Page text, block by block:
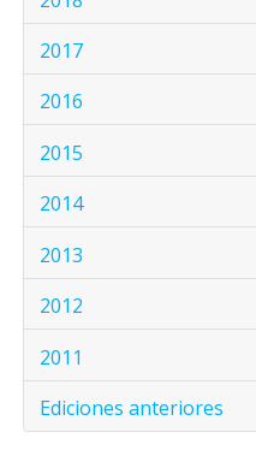
2017
2016
2015
2014
2013
2012
2011
Ediciones anteriores